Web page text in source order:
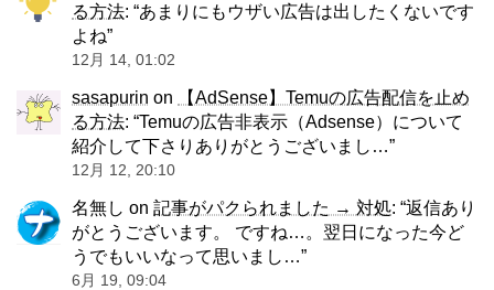
る方法: “あまりにもウザい広告は出したくないです
よね”
12月 14, 01:02
sasapurin on
【AdSense】Temuの広告配信を止め
る方法: “Temuの広告非表示（Adsense）について
紹介して下さりありがとうございまし…”
12月 12, 20:10
名無し on 記事がパクられました → 対処: “返信あり
がとうございます。 ですね…。翌日になった今ど
うでもいいなって思いまし…”
6月 19, 09:04